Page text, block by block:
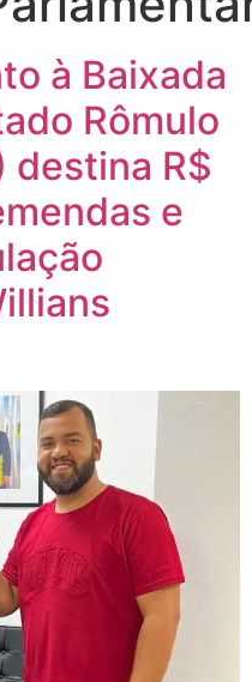
à Baixada
Rômulo
destina R$
e